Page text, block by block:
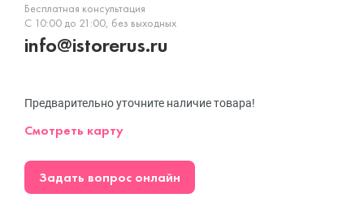
Бесплатная консультация
С 10:00 до 21:00, без выходных
info@istorerus.ru
Предварительно уточните наличие товара!
Смотреть карту
Задать вопрос онлайн